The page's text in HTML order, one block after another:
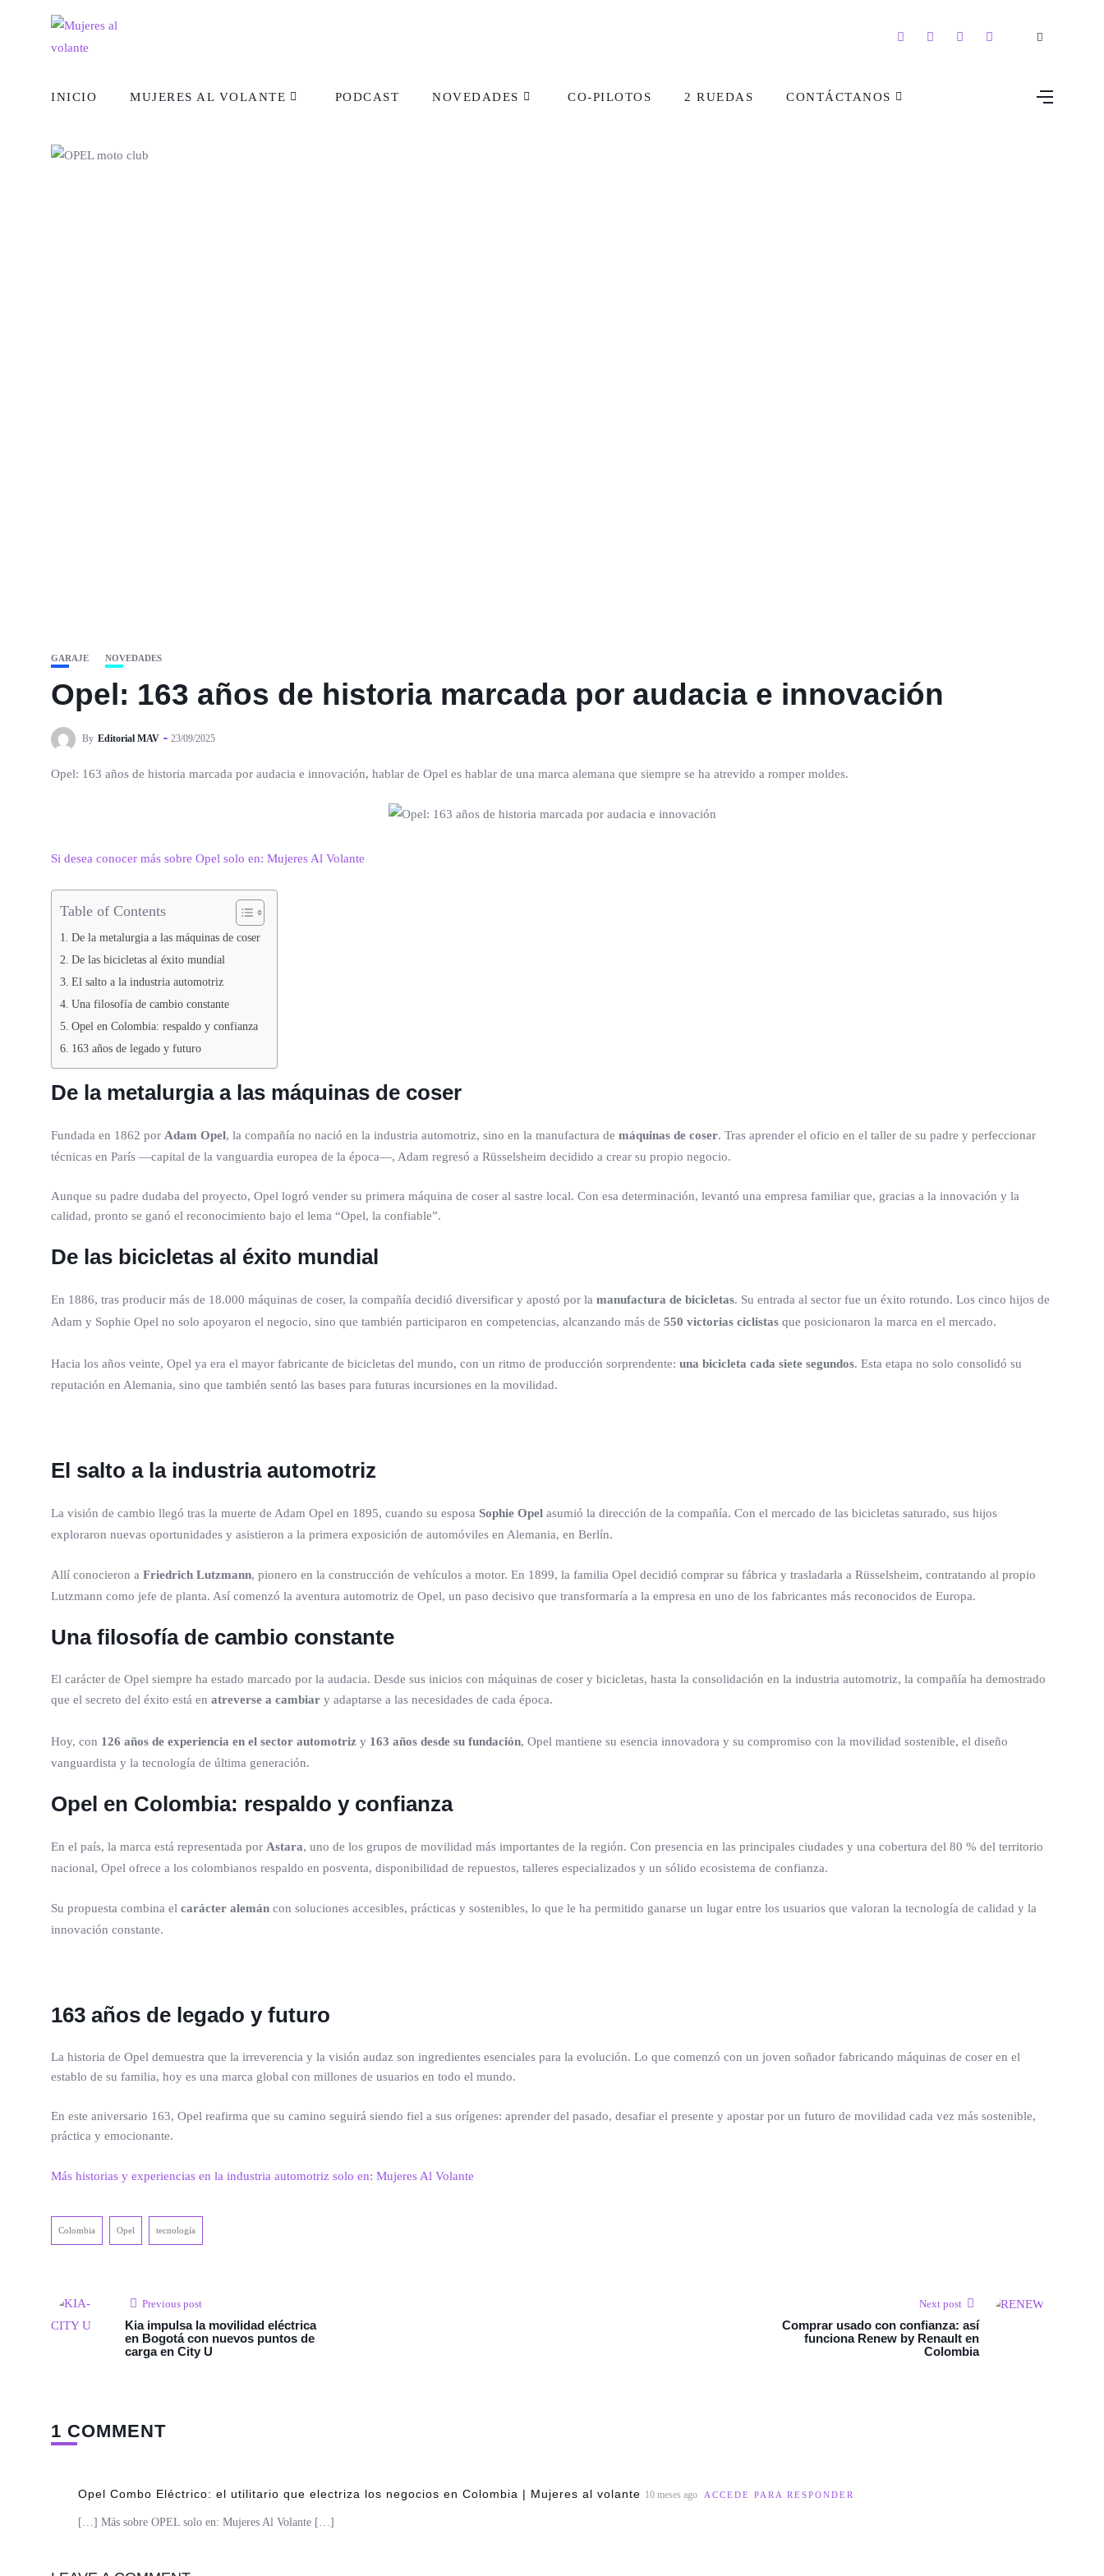
INICIO MUJERES AL VOLANTE PODCAST NOVEDADES CO-PILOTOS 2 RUEDAS CONTÁCTANOS
GARAJE NOVEDADES
Opel: 163 años de historia marcada por audacia e innovación
By Editorial MAV 23/09/2025
Opel: 163 años de historia marcada por audacia e innovación, hablar de Opel es hablar de una marca alemana que siempre se ha atrevido a romper moldes.
Si desea conocer más sobre Opel solo en: Mujeres Al Volante
Table of Contents
De la metalurgia a las máquinas de coser
De las bicicletas al éxito mundial
El salto a la industria automotriz
Una filosofía de cambio constante
Opel en Colombia: respaldo y confianza
163 años de legado y futuro
De la metalurgia a las máquinas de coser
Fundada en 1862 por Adam Opel, la compañía no nació en la industria automotriz, sino en la manufactura de máquinas de coser. Tras aprender el oficio en el taller de su padre y perfeccionar
técnicas en París —capital de la vanguardia europea de la época—, Adam regresó a Rüsselsheim decidido a crear su propio negocio.
Aunque su padre dudaba del proyecto, Opel logró vender su primera máquina de coser al sastre local. Con esa determinación, levantó una empresa familiar que, gracias a la innovación y la
calidad, pronto se ganó el reconocimiento bajo el lema “Opel, la confiable”.
De las bicicletas al éxito mundial
En 1886, tras producir más de 18.000 máquinas de coser, la compañía decidió diversificar y apostó por la manufactura de bicicletas. Su entrada al sector fue un éxito rotundo. Los cinco hijos de
Adam y Sophie Opel no solo apoyaron el negocio, sino que también participaron en competencias, alcanzando más de 550 victorias ciclistas que posicionaron la marca en el mercado.
Hacia los años veinte, Opel ya era el mayor fabricante de bicicletas del mundo, con un ritmo de producción sorprendente: una bicicleta cada siete segundos. Esta etapa no solo consolidó su
reputación en Alemania, sino que también sentó las bases para futuras incursiones en la movilidad.
El salto a la industria automotriz
La visión de cambio llegó tras la muerte de Adam Opel en 1895, cuando su esposa Sophie Opel asumió la dirección de la compañía. Con el mercado de las bicicletas saturado, sus hijos
exploraron nuevas oportunidades y asistieron a la primera exposición de automóviles en Alemania, en Berlín.
Allí conocieron a Friedrich Lutzmann, pionero en la construcción de vehículos a motor. En 1899, la familia Opel decidió comprar su fábrica y trasladarla a Rüsselsheim, contratando al propio
Lutzmann como jefe de planta. Así comenzó la aventura automotriz de Opel, un paso decisivo que transformaría a la empresa en uno de los fabricantes más reconocidos de Europa.
Una filosofía de cambio constante
El carácter de Opel siempre ha estado marcado por la audacia. Desde sus inicios con máquinas de coser y bicicletas, hasta la consolidación en la industria automotriz, la compañía ha demostrado
que el secreto del éxito está en atreverse a cambiar y adaptarse a las necesidades de cada época.
Hoy, con 126 años de experiencia en el sector automotriz y 163 años desde su fundación, Opel mantiene su esencia innovadora y su compromiso con la movilidad sostenible, el diseño
vanguardista y la tecnología de última generación.
Opel en Colombia: respaldo y confianza
En el país, la marca está representada por Astara, uno de los grupos de movilidad más importantes de la región. Con presencia en las principales ciudades y una cobertura del 80 % del territorio
nacional, Opel ofrece a los colombianos respaldo en posventa, disponibilidad de repuestos, talleres especializados y un sólido ecosistema de confianza.
Su propuesta combina el carácter alemán con soluciones accesibles, prácticas y sostenibles, lo que le ha permitido ganarse un lugar entre los usuarios que valoran la tecnología de calidad y la
innovación constante.
163 años de legado y futuro
La historia de Opel demuestra que la irreverencia y la visión audaz son ingredientes esenciales para la evolución. Lo que comenzó con un joven soñador fabricando máquinas de coser en el
establo de su familia, hoy es una marca global con millones de usuarios en todo el mundo.
En este aniversario 163, Opel reafirma que su camino seguirá siendo fiel a sus orígenes: aprender del pasado, desafiar el presente y apostar por un futuro de movilidad cada vez más sostenible,
práctica y emocionante.
Más historias y experiencias en la industria automotriz solo en: Mujeres Al Volante
Colombia Opel tecnología
Previous post
Kia impulsa la movilidad eléctrica
en Bogotá con nuevos puntos de
carga en City U
Next post
Comprar usado con confianza: así
funciona Renew by Renault en
Colombia
1 COMMENT
Opel Combo Eléctrico: el utilitario que electriza los negocios en Colombia | Mujeres al volante 10 meses ago ACCEDE PARA RESPONDER
[…] Más sobre OPEL solo en: Mujeres Al Volante […]